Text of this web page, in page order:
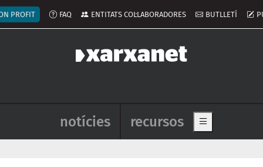
del compte d'usuari
PROFIT FAQ ENTITATS COL·LABORADORES BUTLLETÍ
Navegació principal de
notícies recursos Show main